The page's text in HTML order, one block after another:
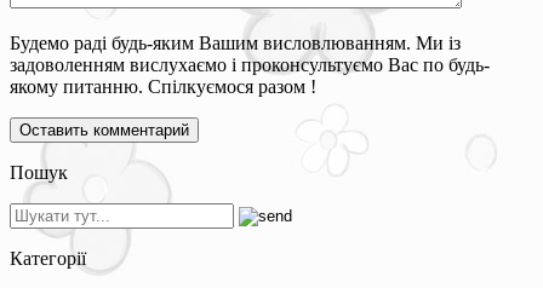
Будемо раді будь-яким Вашим висловлюванням. Ми із
задоволенням вислухаємо і проконсультуємо Вас по будь-
якому питанню. Спілкуємося разом !
Пошук
Категорії